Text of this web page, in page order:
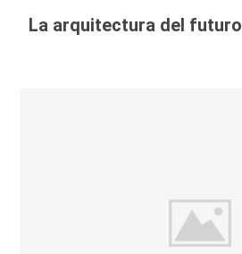
La arquitectura del futuro